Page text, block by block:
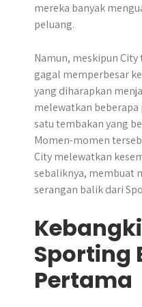
mereka banyak
peluang.
Namun, meskipun
gagal memperbesar
yang diharapkan
melewatkan
satu tembakan yang
Momen-momen
City melewatkan
sebaliknya, membuat
serangan balik dari
Sporting
Pertama